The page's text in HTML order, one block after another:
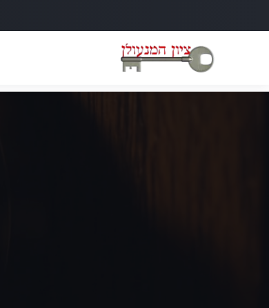
לתוכן